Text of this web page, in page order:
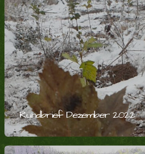
Rundbrief Dezember 2022